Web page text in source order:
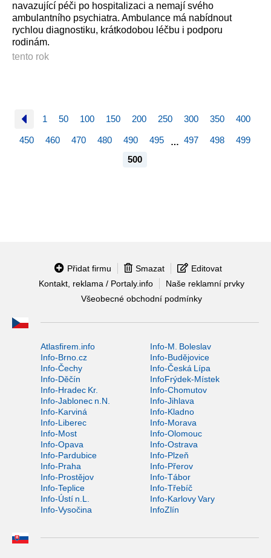
navazující péči po hospitalizaci a nemají svého
ambulantního psychiatra. Ambulance má nabídnout
rychlou diagnostiku, krátkodobou léčbu i podporu
rodinám.
tento rok
1 50 100 150 200 250 300 350 400
450 460 470 480 490 495 … 497 498
499
500
Přidat firmu Smazat
Editovat
Kontakt, reklama / Portaly.info
Naše reklamní prvky
Všeobecné obchodní podmínky
Atlasfirem.info
Info-M. Boleslav
Info-Brno.cz
Info-Budějovice
Info-Čechy
Info-Česká Lípa
Info-Děčín
InfoFrýdek-Místek
Info-Hradec Kr.
Info-Chomutov
Info-Jablonec n.N.
Info-Jihlava
Info-Karviná
Info-Kladno
Info-Liberec
Info-Morava
Info-Most
Info-Olomouc
Info-Opava
Info-Ostrava
Info-Pardubice
Info-Plzeň
Info-Praha
Info-Přerov
Info-Prostějov
Info-Tábor
Info-Teplice
Info-Třebíč
Info-Ústí n.L.
Info-Karlovy Vary
Info-Vysočina
InfoZlín